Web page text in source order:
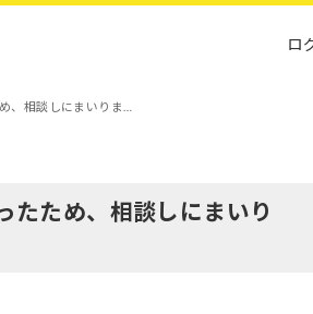
ロ
、相談しにまいりま…
たため、相談しにまいり